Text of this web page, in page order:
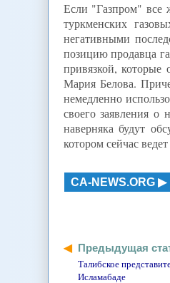
Если "Газпром" все
туркменских
негативными
позицию продавца
привязкой, которые
Мария Белова.
немедленно
своего заявления
наверняка будут
котором сейчас
CA-NEWS.ORG
Предыдущая
Талибское
Исламабаде